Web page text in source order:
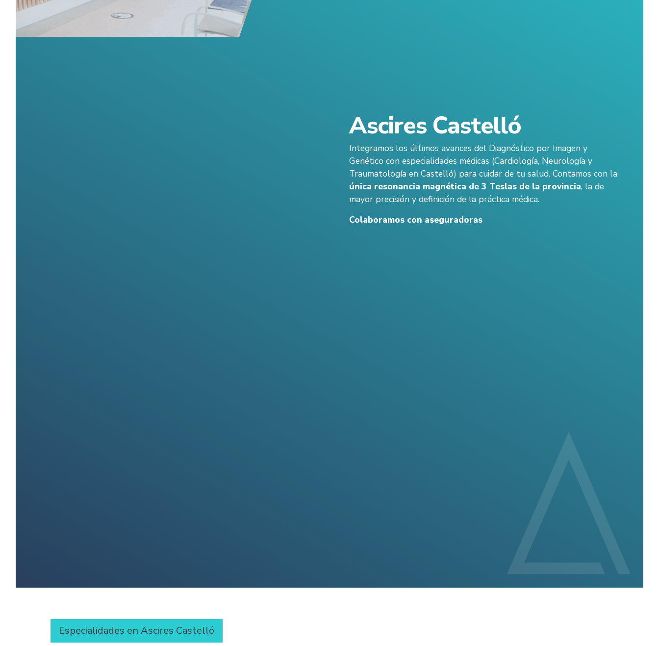
Ascires Castelló
Integramos los últimos avances del Diagnóstico por Imagen y
Genético con especialidades médicas (Cardiología, Neurología y
Traumatología en Castelló) para cuidar de tu salud. Contamos con la
única resonancia magnética de 3 Teslas de la provincia, la de
mayor precisión y definición de la práctica médica.
Colaboramos con aseguradoras
Especialidades en Ascires Castelló